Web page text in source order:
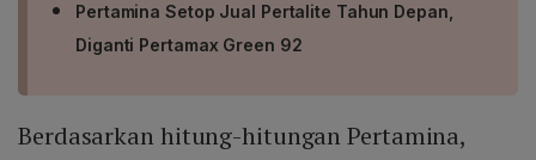
Pertamina Setop Jual Pertalite Tahun Depan,
Diganti Pertamax Green 92
Berdasarkan hitung-hitungan Pertamina,